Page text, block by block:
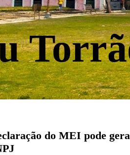
do MEI pode